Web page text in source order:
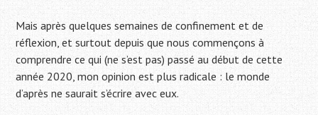
Mais après quelques semaines de confinement et de
réflexion, et surtout depuis que nous commençons à
comprendre ce qui (ne s’est pas) passé au début de cette
année 2020, mon opinion est plus radicale : le monde
d’après ne saurait s’écrire avec eux.